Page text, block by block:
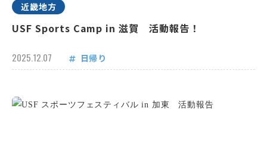
近畿地方
USF Sports Camp in 滋賀 活動報告！
2025.12.07 日帰り